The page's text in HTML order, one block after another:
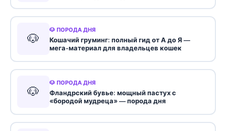
🐶
🐶 ПОРОДА ДНЯ
Кошачий груминг: полный гид от А до Я —
мега-материал для владельцев кошек
🐶
🐶 ПОРОДА ДНЯ
Фландрский бувье: мощный пастух с
«бородой мудреца» — порода дня